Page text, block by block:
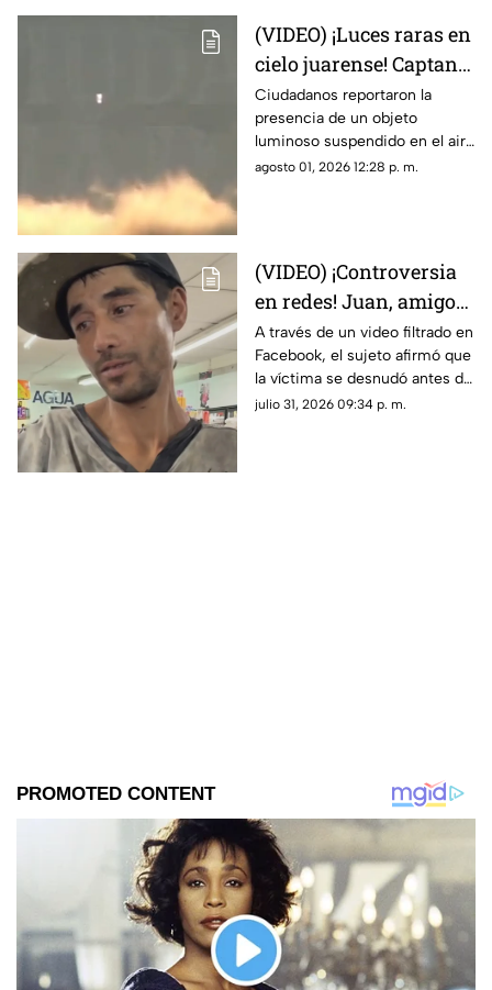
(VIDEO) ¡Luces raras en
cielo juarense! Captan
luz de extraña forma
que asemeja un OVNI
Ciudadanos reportaron la
presencia de un objeto
luminoso suspendido en el aire
que no coincidía con drones ni
agosto 01, 2026 12:28 p. m.
(VIDEO) ¡Controversia
en redes! Juan, amigo
de José Bélico, habría
movido un cadáver que
cayó en su dique
A través de un video filtrado en
Facebook, el sujeto afirmó que
la víctima se desnudó antes de
caer y justificó haber movido
julio 31, 2026 09:34 p. m.